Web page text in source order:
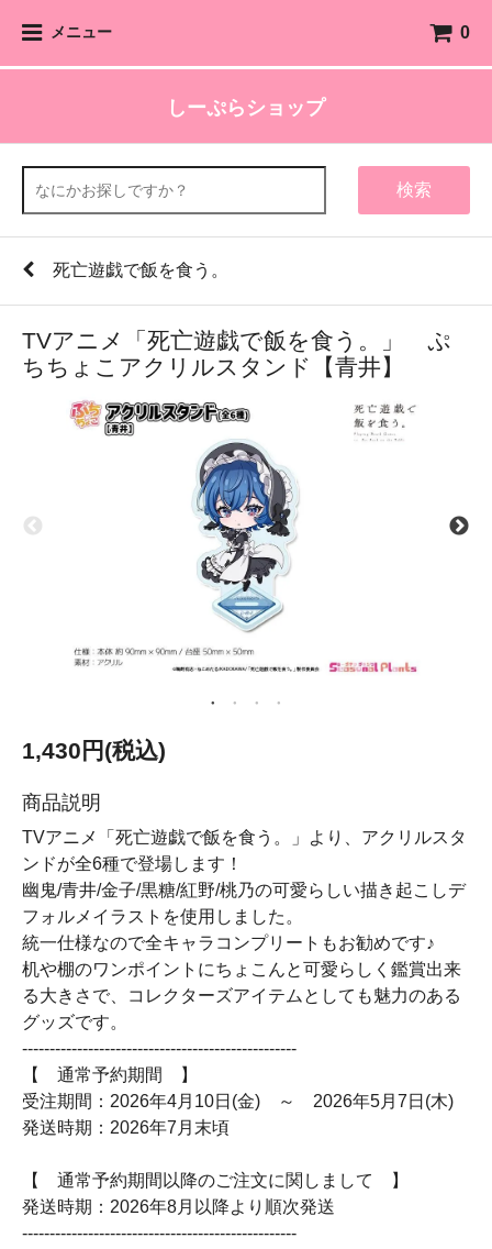
メニュー 0
しーぷらショップ
検索
死亡遊戯で飯を食う。
TVアニメ「死亡遊戯で飯を食う。」 ぷ
ちちょこアクリルスタンド【青井】
1,430円(税込)
商品説明
TVアニメ「死亡遊戯で飯を食う。」より、アクリルスタ
ンドが全6種で登場します！
幽鬼/青井/金子/黒糖/紅野/桃乃の可愛らしい描き起こしデ
フォルメイラストを使用しました。
統一仕様なので全キャラコンプリートもお勧めです♪
机や棚のワンポイントにちょこんと可愛らしく鑑賞出来
る大きさで、コレクターズアイテムとしても魅力のある
グッズです。
--------------------------------------------------
【 通常予約期間 】
受注期間：2026年4月10日(金) ～ 2026年5月7日(木)
発送時期：2026年7月末頃
【 通常予約期間以降のご注文に関しまして 】
発送時期：2026年8月以降より順次発送
--------------------------------------------------